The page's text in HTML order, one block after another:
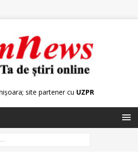
site partener cu UZPR